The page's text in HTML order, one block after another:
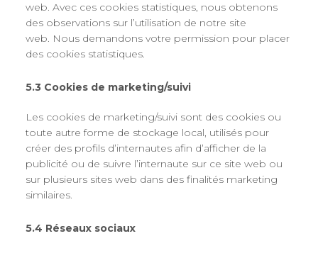
web. Avec ces cookies statistiques, nous obtenons
des observations sur l’utilisation de notre site
web. Nous demandons votre permission pour placer
des cookies statistiques.
5.3 Cookies de marketing/suivi
Les cookies de marketing/suivi sont des cookies ou
toute autre forme de stockage local, utilisés pour
créer des profils d’internautes afin d’afficher de la
publicité ou de suivre l’internaute sur ce site web ou
sur plusieurs sites web dans des finalités marketing
similaires.
5.4 Réseaux sociaux